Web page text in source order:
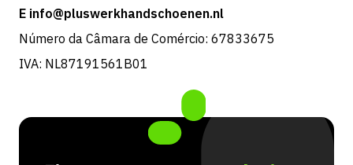
E info@pluswerkhandschoenen.nl
Número da Câmara de Comércio: 67833675
IVA: NL87191561B01